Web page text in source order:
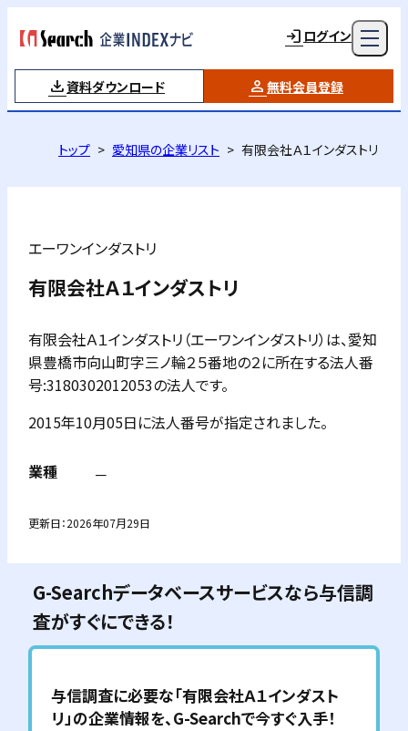
ログイン
資料ダウンロード 無料会員登録
トップ 愛知県の企業リスト 有限会社Ａ１インダストリ
エーワンインダストリ
有限会社Ａ１インダストリ
有限会社Ａ１インダストリ（エーワンインダストリ）は、愛知
県豊橋市向山町字三ノ輪２５番地の２に所在する法人番
号:3180302012053の法人です。
2015年10月05日に法人番号が指定されました。
業種 －
更新日：2026年07月29日
G-Searchデータベースサービスなら与信調
査がすぐにできる！
与信調査に必要な「有限会社Ａ１インダスト
リ」の企業情報を、G-Searchで今すぐ入手！